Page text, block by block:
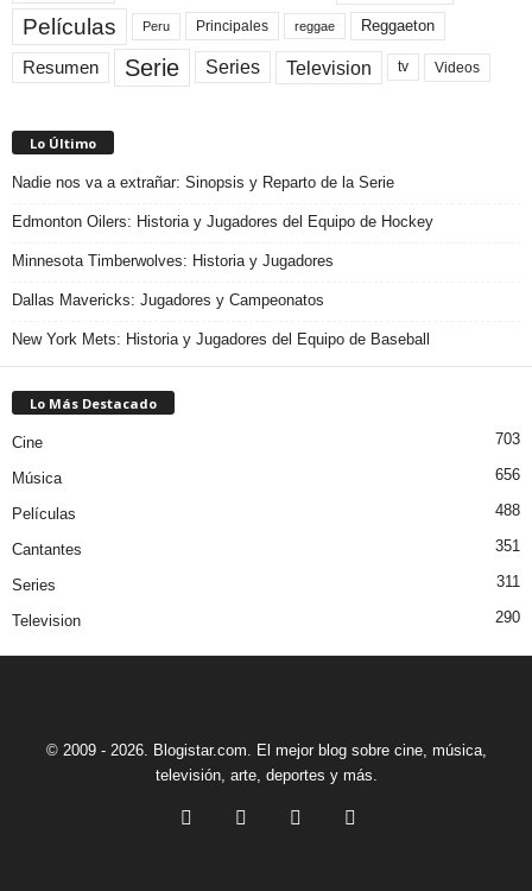
Películas Peru Principales reggae Reggaeton
Resumen Serie Series Television tv Videos
Lo Último
Nadie nos va a extrañar: Sinopsis y Reparto de la Serie
Edmonton Oilers: Historia y Jugadores del Equipo de Hockey
Minnesota Timberwolves: Historia y Jugadores
Dallas Mavericks: Jugadores y Campeonatos
New York Mets: Historia y Jugadores del Equipo de Baseball
Lo Más Destacado
Cine 703
Música 656
Películas 488
Cantantes 351
Series 311
Television 290
© 2009 - 2026. Blogistar.com. El mejor blog sobre cine, música,
televisión, arte, deportes y más.